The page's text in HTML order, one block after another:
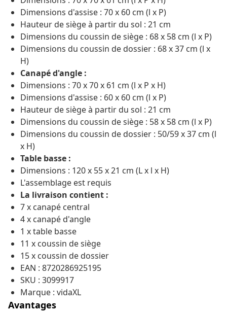
Dimensions d'assise : 70 x 60 cm (l x P)
Hauteur de siège à partir du sol : 21 cm
Dimensions du coussin de siège : 68 x 58 cm (l x P)
Dimensions du coussin de dossier : 68 x 37 cm (l x
H)
Canapé d'angle :
Dimensions : 70 x 70 x 61 cm (l x P x H)
Dimensions d'assise : 60 x 60 cm (l x P)
Hauteur de siège à partir du sol : 21 cm
Dimensions du coussin de siège : 58 x 58 cm (l x P)
Dimensions du coussin de dossier : 50/59 x 37 cm (l
x H)
Table basse :
Dimensions : 120 x 55 x 21 cm (L x l x H)
L'assemblage est requis
La livraison contient :
7 x canapé central
4 x canapé d'angle
1 x table basse
11 x coussin de siège
15 x coussin de dossier
EAN : 8720286925195
SKU : 3099917
Marque : vidaXL
Avantages